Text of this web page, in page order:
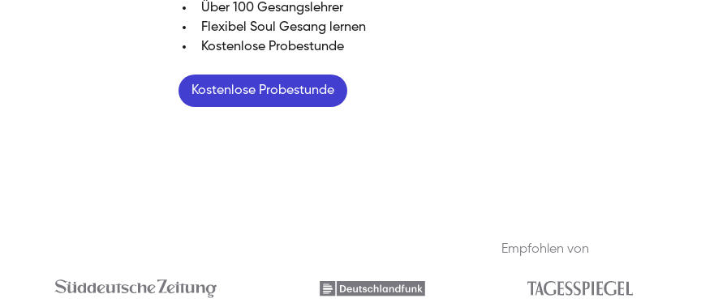
Über 100 Gesangslehrer
Flexibel Soul Gesang lernen
Kostenlose Probestunde
Kostenlose Probestunde
Empfohlen von